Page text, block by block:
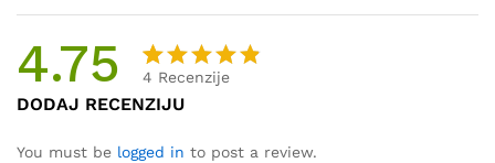
4.75
Korisnič
ke
ocjene:
4
4 Recenzije
DODAJ RECENZIJU
You must be logged in to post a review.